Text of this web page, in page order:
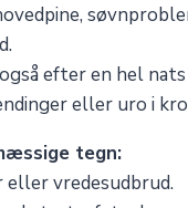
efter en hel nats
eller uro i
tegn:
vredesudbrud.